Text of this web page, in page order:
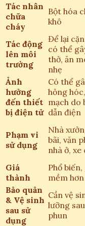
Tác nhân
chữa
cháy
Bột hóa
khô
Tác động
lên môi
trường
Để lại
có thể
thở, ăn
nhẹ
Ảnh
hưởng
đến thiết
bị điện tử
Có thể
hỏng
mạch do
dẫn điện
Phạm vi
sử dụng
Nhà
bãi, văn
nhà ở, xe
Giá
thành
Phổ biến,
mềm hơn
Bảo quản
& Vệ sinh
sau sử
dụng
Cần vệ
lưỡng
phun